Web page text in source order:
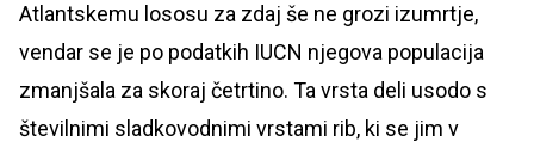
Atlantskemu lososu za zdaj še ne grozi izumrtje,
vendar se je po podatkih IUCN njegova populacija
zmanjšala za skoraj četrtino. Ta vrsta deli usodo s
številnimi sladkovodnimi vrstami rib, ki se jim v